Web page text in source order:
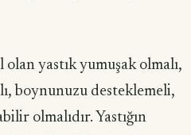
olan yastık yumuşak olmalı,
boynunuzu desteklemeli,
olmalıdır. Yastığın